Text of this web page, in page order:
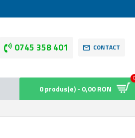
0745 358 401 CONTACT
0 produs(e) - 0,00 RON